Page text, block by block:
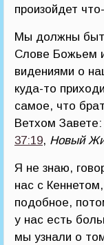
произойдет
Мы должны
Слове Божьем
видениями о
куда-то
самое, что
Ветхом
37:19, Новый
Я не знаю,
нас с
подобное,
у нас есть
мы узнали о